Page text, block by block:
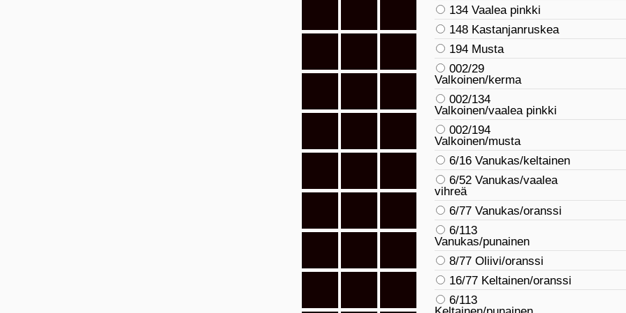
134 Vaalea pinkki
148 Kastanjanruskea
194 Musta
002/29
Valkoinen/kerma
002/134
Valkoinen/vaalea pinkki
002/194
Valkoinen/musta
6/16 Vanukas/keltainen
6/52 Vanukas/vaalea
vihreä
6/77 Vanukas/oranssi
6/113
Vanukas/punainen
8/77 Oliivi/oranssi
16/77 Keltainen/oranssi
6/113